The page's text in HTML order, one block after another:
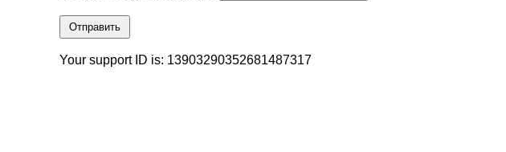
Отправить
Your support ID is: 13903290352681487317